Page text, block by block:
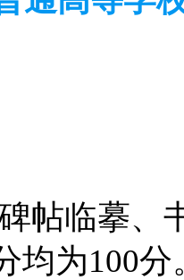
帖临摹、
均为100